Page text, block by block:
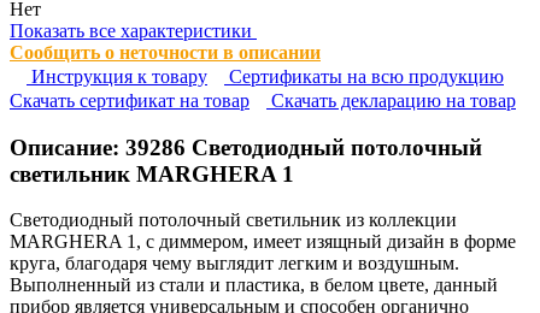
Нет
Показать все характеристики
Сообщить о неточности в описании
Инструкция к товару
Сертификаты на всю продукцию
Cкачать сертификат на товар
Cкачать декларацию на товар
Описание: 39286 Светодиодный потолочный
светильник MARGHERA 1
Светодиодный потолочный светильник из коллекции
MARGHERA 1, с диммером, имеет изящный дизайн в форме
круга, благодаря чему выглядит легким и воздушным.
Выполненный из стали и пластика, в белом цвете, данный
прибор является универсальным и способен органично